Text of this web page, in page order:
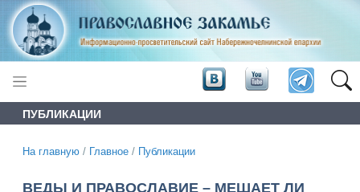
ПУБЛИКАЦИИ
На главную / Главное / Публикации
ВЕДЫ И ПРАВОСЛАВИЕ – МЕШАЕТ ЛИ